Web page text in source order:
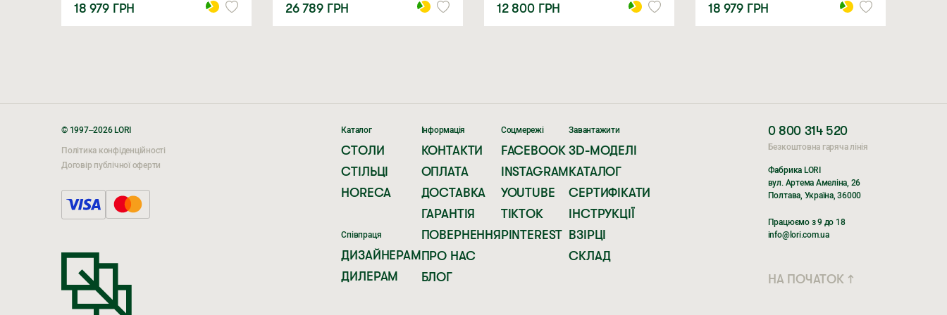
18 979 ГРН
26 789 ГРН
12 800 ГРН
18 979 ГРН
© 1997–2026 LORI
Політика конфіденційності
Договір публічної оферти
Каталог
СТОЛИ
СТІЛЬЦІ
HORECA
Співпраця
ДИЗАЙНЕРАМ
ДИЛЕРАМ
Інформація
КОНТАКТИ
ОПЛАТА
ДОСТАВКА
ГАРАНТІЯ
ПОВЕРНЕННЯ
ПРО НАС
БЛОГ
Соцмережі
FACEBOOK
INSTAGRAM
YOUTUBE
TIKTOK
PINTEREST
Завантажити
3D-МОДЕЛІ
КАТАЛОГ
СЕРТИФІКАТИ
ІНСТРУКЦІЇ
ВЗІРЦІ
СКЛАД
0 800 314 520
Безкоштовна гаряча лінія
Фабрика LORI
вул. Артема Амеліна, 26
Полтава, Україна, 36000
Працюємо з 9 до 18
info@lori.com.ua
НА ПОЧАТОК ↑